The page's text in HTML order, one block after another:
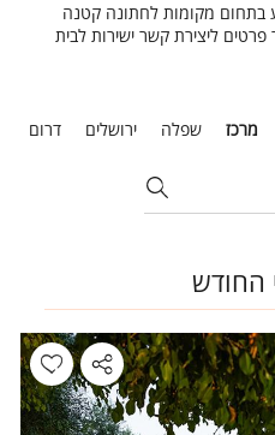
בתחום מקומות לחתונה קטנה
ליצירת קשר ישירות לבית
מרכז שפלה ירושלים דרום
החודש